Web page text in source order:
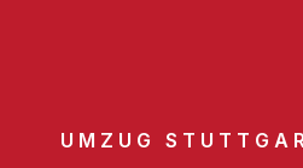
UMZUG